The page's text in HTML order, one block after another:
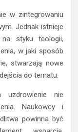
w zintegrowaniu
Jednak istnieje
na styku teologii,
w jaki sposób
stwarzają nowe
do tematu.
uzdrowienie nie
Naukowcy i
powinna być